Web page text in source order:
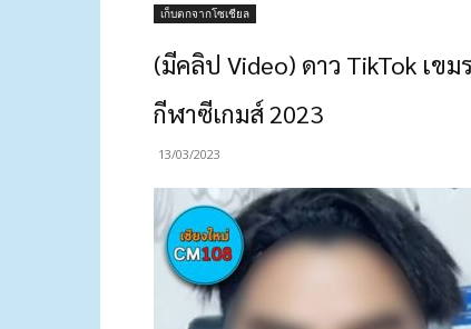
เก็บตกจากโซเชียล
(มีคลิป Video) ดาว TikTok เข
กีฬาซีเกมส์ 2023
13/03/2023